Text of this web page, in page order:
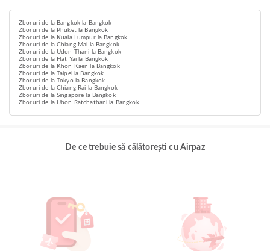
Zboruri de la Bangkok la Bangkok
Zboruri de la Phuket la Bangkok
Zboruri de la Kuala Lumpur la Bangkok
Zboruri de la Chiang Mai la Bangkok
Zboruri de la Udon Thani la Bangkok
Zboruri de la Hat Yai la Bangkok
Zboruri de la Khon Kaen la Bangkok
Zboruri de la Taipei la Bangkok
Zboruri de la Tokyo la Bangkok
Zboruri de la Chiang Rai la Bangkok
Zboruri de la Singapore la Bangkok
Zboruri de la Ubon Ratchathani la Bangkok
De ce trebuie să călătorești cu Airpaz